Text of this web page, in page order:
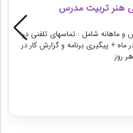
ماهانه شامل : تماسهای تلفنی در
ماه + پیگیری برنامه و گزارش کار در
روز